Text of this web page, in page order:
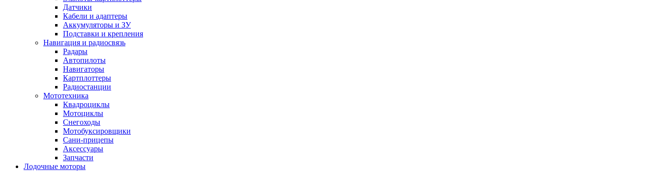
Датчики
Кабели и адаптеры
Аккумуляторы и ЗУ
Подставки и крепления
Навигация и радиосвязь
Радары
Автопилоты
Навигаторы
Картплоттеры
Радиостанции
Мототехника
Квадроциклы
Мотоциклы
Снегоходы
Мотобуксировщики
Сани-прицепы
Аксессуары
Запчасти
Лодочные моторы